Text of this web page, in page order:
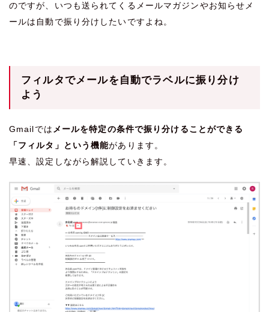
のですが、いつも送られてくるメールマガジンやお知らせメ
ールは自動で振り分けしたいですよね。
フィルタでメールを自動でラベルに振り分け
よう
Gmailではメールを特定の条件で振り分けることができる
「フィルタ」という機能があります。
早速、設定しながら解説していきます。